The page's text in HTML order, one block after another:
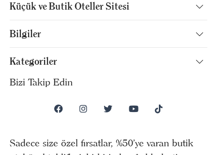
Küçük ve Butik Oteller Sitesi
Bilgiler
Kategoriler
Bizi Takip Edin
Sadece size özel fırsatlar, %50’ye varan butik